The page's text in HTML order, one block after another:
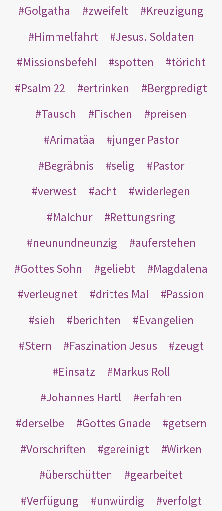
Golgatha
zweifelt
Kreuzigung
Himmelfahrt
Jesus. Soldaten
Missionsbefehl
spotten
töricht
Psalm 22
ertrinken
Bergpredigt
Tausch
Fischen
preisen
Arimatäa
junger Pastor
Begräbnis
selig
Pastor
verwest
acht
widerlegen
Malchur
Rettungsring
neunundneunzig
auferstehen
Gottes Sohn
geliebt
Magdalena
verleugnet
drittes Mal
Passion
sieh
berichten
Evangelien
Stern
Faszination Jesus
zeugt
Einsatz
Markus Roll
Johannes Hartl
erfahren
derselbe
Gottes Gnade
getsern
Vorschriften
gereinigt
Wirken
überschütten
gearbeitet
Verfügung
unwürdig
verfolgt